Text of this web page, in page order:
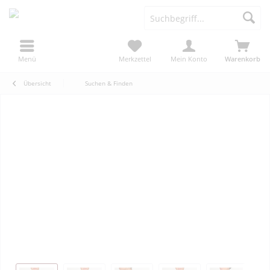
Menü Warenkorb
Merkzettel Mein Konto
Übersicht Suchen & Finden